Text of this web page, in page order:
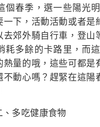
個春季，選一些陽光
一下，活動活動或者
郊外騎自行車，登山
耗多餘的卡路里，而
熱量的哦，這些可都
不動心嗎？趕緊在這
多吃健康食物